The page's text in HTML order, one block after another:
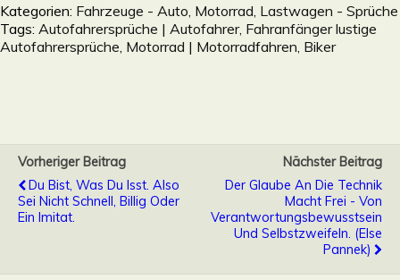
Kategorien: Fahrzeuge - Auto, Motorrad, Lastwagen - Sprüche
Tags: Autofahrersprüche | Autofahrer, Fahranfänger lustige
Autofahrersprüche Motorrad | Motorradfahren, Biker
Vorheriger Beitrag
Du Bist, Was Du Isst. Also
Sei Nicht Schnell, Billig Oder
Ein Imitat.
Nächster Beitrag
Der Glaube An Die Technik
Macht Frei - Von
Verantwortungsbewusstsein
Und Selbstzweifeln. (Else
Pannek)